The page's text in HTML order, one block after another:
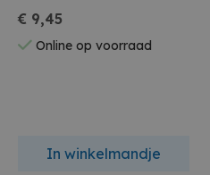
€ 9,45
Online op voorraad
In winkelmandje